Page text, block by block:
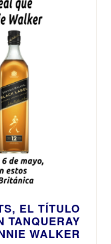
EL TÍTULO
TANQUERAY
WALKER